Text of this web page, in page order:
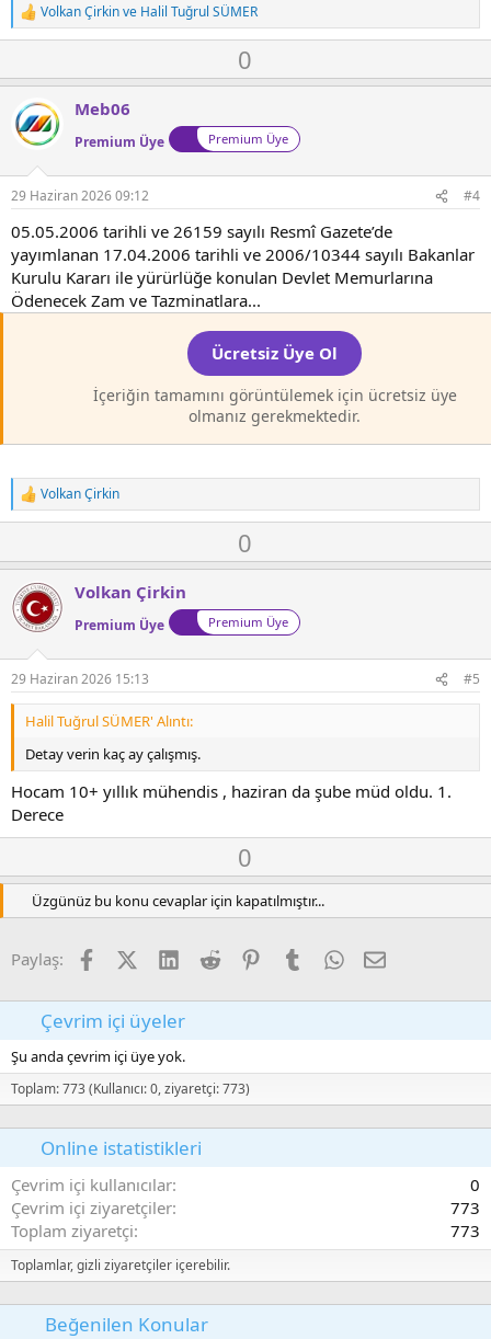
T
e
i
l
e
r
Volkan Çirkinve Halil Tuğrul SÜMER
O
y
a
0
o
n
v
o
t
e
Meb06
Premium Üye Premium Üye
29 Haziran 2026 09:12 #4
05.05.2006 tarihli ve 26159 sayılı Resmî Gazete’de
yayımlanan 17.04.2006 tarihli ve 2006/10344 sayılı Bakanlar
Kurulu Kararı ile yürürlüğe konulan Devlet Memurlarına
Ödenecek Zam ve Tazminatlara...
Ücretsiz Üye Ol
İçeriğin tamamını görüntülemek için ücretsiz üye
olmanız gerekmektedir.
T
e
i
l
e
r
Volkan Çirkin
O
y
a
0
o
n
v
o
t
e
Volkan Çirkin
Premium Üye Premium Üye
29 Haziran 2026 15:13 #5
Halil Tuğrul SÜMER' Alıntı:
Detay verin kaç ay çalışmış.
Hocam 10+ yıllık mühendis , haziran da şube müd oldu. 1.
Derece
O
y
l
a
0
o
w
n
v
o
t
Üzgünüz bu konu cevaplar için kapatılmıştır...
Paylaş: FacebookX (Twitter)
LinkedIn
Reddit PinterestTumblrWhatsApp
E-posta
Çevrim içi üyeler
Şu anda çevrim içi üye yok.
Toplam: 773 (Kullanıcı: 0, ziyaretçi: 773)
Online istatistikleri
Çevrim içi kullanıcılar
0
Çevrim içi ziyaretçiler
773
Toplam ziyaretçi
773
Toplamlar, gizli ziyaretçiler içerebilir.
Beğenilen Konular